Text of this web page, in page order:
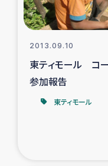
2013.09.10
東ティモール コ
参加報告
東ティモール